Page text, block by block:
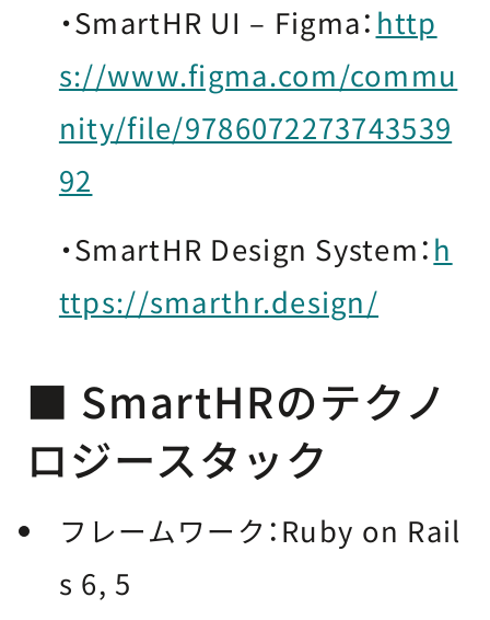
・SmartHR UI – Figma： http
s://www.figma.com/commu
nity/file/9786072273743539
92
・SmartHR Design System：h
ttps://smarthr.design/
■ SmartHRのテクノ
ロジースタック
フレームワーク：Ruby on Rail
s 6, 5